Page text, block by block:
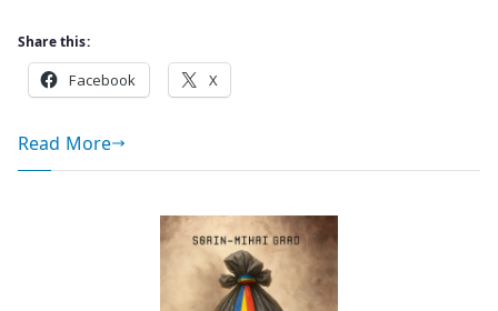
Share this:
Facebook X
Read More